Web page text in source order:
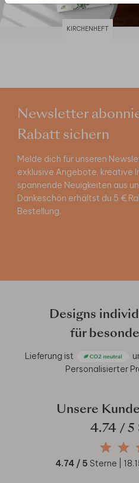
KIRCHENHEFT
Newsletter
Rabatt sichern
Melde dich für unseren
exklusive Angebote, kreative
spannende Neuigkeiten aus
Dankeschön erhältst du 5 €
Bestellung.
Designs
für
Lieferung ist
Personalisierter
Unsere
4.74/ 5
4.74 / 5 Sterne |